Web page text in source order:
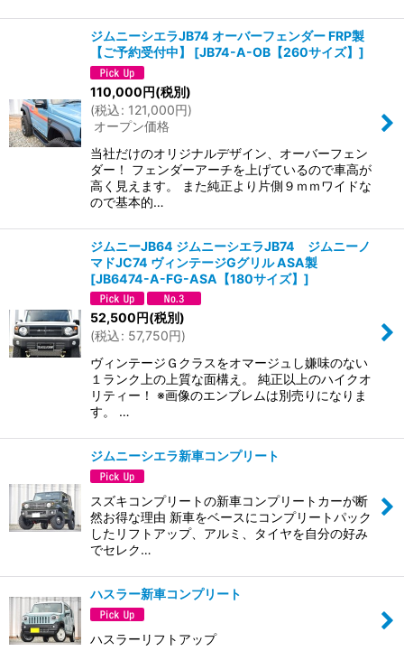
ジムニーシエラJB74 オーバーフェンダー FRP製
【ご予約受付中】
[JB74-A-OB【260サイズ】 ]
110,000円(税別)
(税込: 121,000円)
オープン価格
当社だけのオリジナルデザイン、オーバーフェン
ダー！ フェンダーアーチを上げているので車高が
高く見えます。 また純正より片側９ｍｍワイドな
ので基本的…
ジムニーJB64 ジムニーシエラJB74 ジムニーノ
マドJC74 ヴィンテージGグリル ASA製
[JB6474-A-FG-ASA【180サイズ】 ]
52,500円(税別)
(税込: 57,750円)
ヴィンテージＧクラスをオマージュし嫌味のない
１ランク上の上質な面構え。 純正以上のハイクオ
リティー！ ※画像のエンブレムは別売りになりま
す。 …
ジムニーシエラ新車コンプリート
スズキコンプリートの新車コンプリートカーが断
然お得な理由 新車をベースにコンプリートパック
したリフトアップ、アルミ、タイヤを自分の好み
でセレク…
ハスラー新車コンプリート
ハスラーリフトアップ